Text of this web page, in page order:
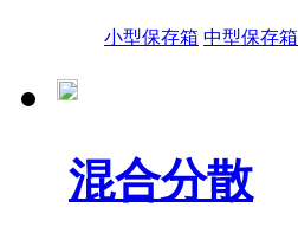
小型保存箱 中型保存箱
混合分散